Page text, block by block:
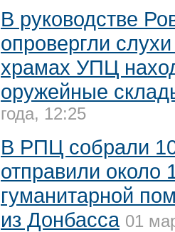
В руководстве
опровергли
храмах УПЦ
оружейные
года, 12:25
В РПЦ собрали
отправили около
гуманитарной
из Донбасса 01